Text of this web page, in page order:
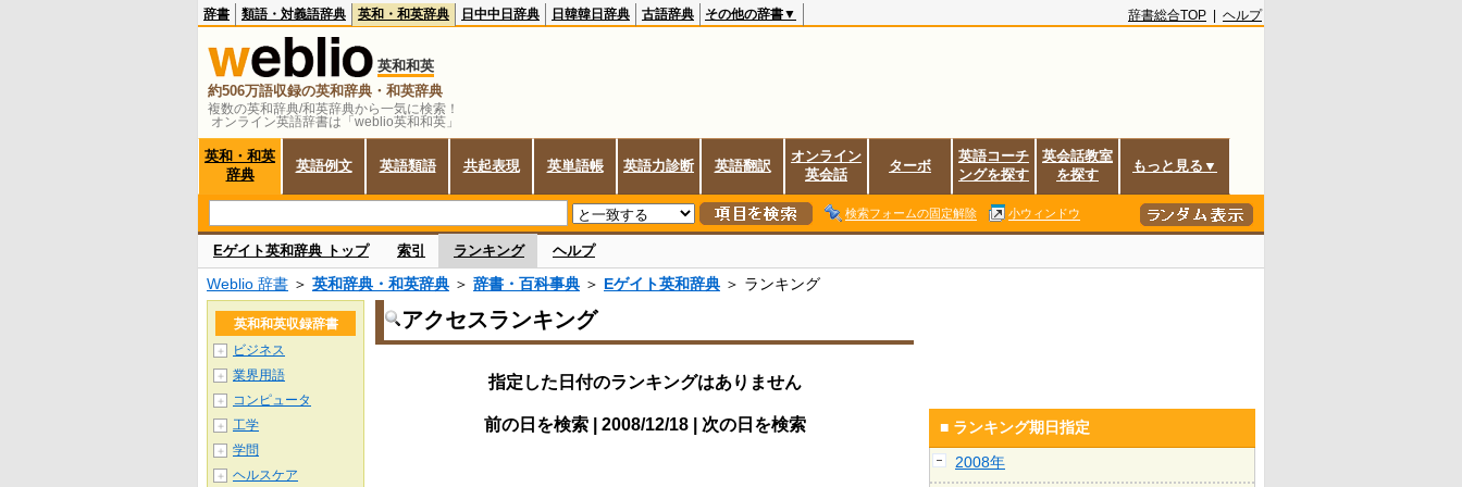
複数の英和辞典/和英辞典から一気に検索！
オンライン英語辞書は「weblio英和和英」
辞書 類語・対義語辞典 英和・和英辞典 日中中日辞典 日韓韓日辞典 古語辞典 その他の辞書▼ 辞書総合TOP ヘルプ
英和和英
約506万語収録の英和辞典・和英辞典
英和・和英
辞典
英語例文 英語類語 共起表現 英単語帳 英語力診断 英語翻訳
オンライン
英会話
ターボ
英語コーチ
ングを探す
英会話教室
を探す
もっと見る▼
検索フォームの固定解除 小ウィンドウ
Eゲイト英和辞典 トップ 索引 ランキング ヘルプ
Weblio 辞書 ＞ 英和辞典・和英辞典 ＞ 辞書・百科事典 ＞ Eゲイト英和辞典 ＞ ランキング
アクセスランキング
指定した日付のランキングはありません
前の日を検索 | 2008/12/18 | 次の日を検索
英和和英収録辞書
＋ ビジネス
＋ 業界用語
＋ コンピュータ
＋ 工学
＋ 学問
＋ ヘルスケア
■ ランキング期日指定
2008年